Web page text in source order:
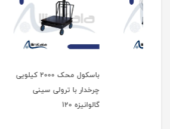
باسکول محک 2000 کیلویی
چرخدار با ترولی سینی
ثابت